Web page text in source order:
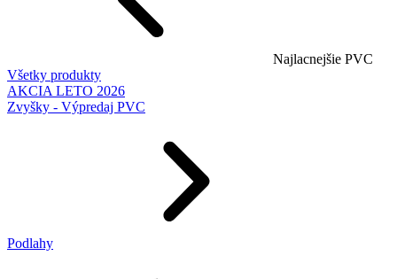
Najlacnejšie PVC
Všetky produkty
AKCIA LETO 2026
Zvyšky - Výpredaj PVC
Podlahy